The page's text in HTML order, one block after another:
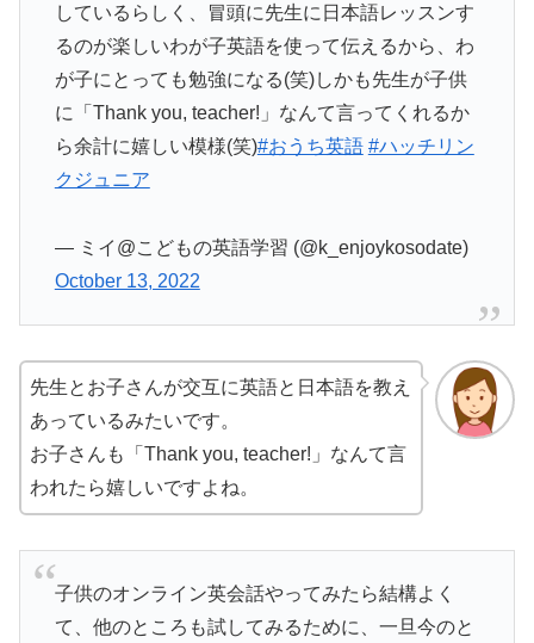
しているらしく、冒頭に先生に日本語レッスンす
るのが楽しいわが子英語を使って伝えるから、わ
が子にとっても勉強になる(笑)しかも先生が子供
に「Thank you, teacher!」なんて言ってくれるか
ら余計に嬉しい模様(笑)#おうち英語 #ハッチリン
クジュニア
— ミイ@こどもの英語学習 (@k_enjoykosodate)
October 13, 2022
先生とお子さんが交互に英語と日本語を教え
あっているみたいです。
お子さんも「Thank you, teacher!」なんて言
われたら嬉しいですよね。
子供のオンライン英会話やってみたら結構よく
て、他のところも試してみるために、一旦今のと